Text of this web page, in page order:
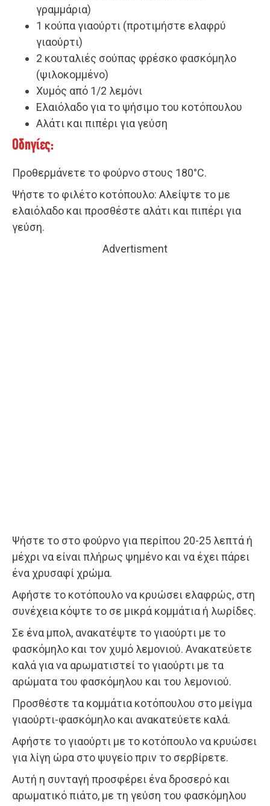
γραμμάρια)
1 κούπα γιαούρτι (προτιμήστε ελαφρύ
γιαούρτι)
2 κουταλιές σούπας φρέσκο φασκόμηλο
(ψιλοκομμένο)
Χυμός από 1/2 λεμόνι
Ελαιόλαδο για το ψήσιμο του κοτόπουλου
Αλάτι και πιπέρι για γεύση
Οδηγίες:
Προθερμάνετε το φούρνο στους 180°C.
Ψήστε το φιλέτο κοτόπουλο: Αλείψτε το με
ελαιόλαδο και προσθέστε αλάτι και πιπέρι για
γεύση.
Advertisment
Ψήστε το στο φούρνο για περίπου 20-25 λεπτά ή
μέχρι να είναι πλήρως ψημένο και να έχει πάρει
ένα χρυσαφί χρώμα.
Αφήστε το κοτόπουλο να κρυώσει ελαφρώς, στη
συνέχεια κόψτε το σε μικρά κομμάτια ή λωρίδες.
Σε ένα μπολ, ανακατέψτε το γιαούρτι με το
φασκόμηλο και τον χυμό λεμονιού. Ανακατεύετε
καλά για να αρωματιστεί το γιαούρτι με τα
αρώματα του φασκόμηλου και του λεμονιού.
Προσθέστε τα κομμάτια κοτόπουλου στο μείγμα
γιαούρτι-φασκόμηλο και ανακατεύετε καλά.
Αφήστε το γιαούρτι με το κοτόπουλο να κρυώσει
για λίγη ώρα στο ψυγείο πριν το σερβίρετε.
Αυτή η συνταγή προσφέρει ένα δροσερό και
αρωματικό πιάτο, με τη γεύση του φασκόμηλου